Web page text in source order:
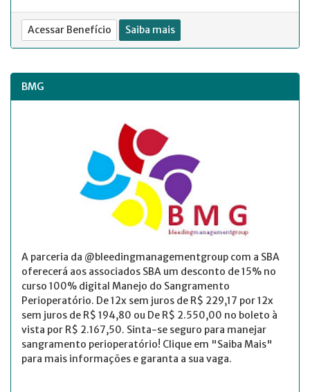
Acessar Benefício Saiba mais
BMG
A parceria da @bleedingmanagementgroup com a SBA
oferecerá aos associados SBA um desconto de 15% no
curso 100% digital Manejo do Sangramento
Perioperatório. De 12x sem juros de R$ 229,17 por 12x
sem juros de R$ 194,80 ou De R$ 2.550,00 no boleto à
vista por R$ 2.167,50. Sinta-se seguro para manejar
sangramento perioperatório! Clique em "Saiba Mais"
para mais informações e garanta a sua vaga.